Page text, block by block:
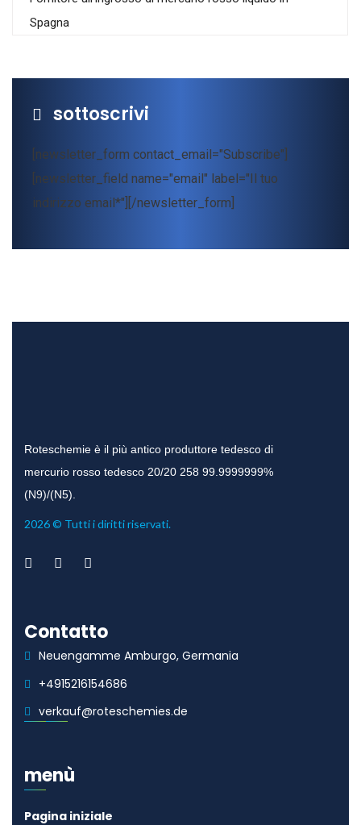
Spagna
sottoscrivi
[newsletter_form contact_email="Subscribe"]
[newsletter_field name="email" label="Il tuo
indirizzo email*"][/newsletter_form]
Roteschemie è il più antico produttore tedesco di
mercurio rosso tedesco 20/20 258 99.9999999%
(N9)/(N5).
2026 © Tutti i diritti riservati.
Contatto
Neuengamme Amburgo, Germania
+4915216154686
verkauf@roteschemies.de
menù
Pagina iniziale